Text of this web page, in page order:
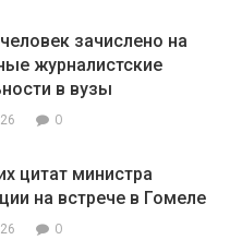
зачислено на
журналистские
в вузы
0
цитат министра
на встрече в Гомеле
0